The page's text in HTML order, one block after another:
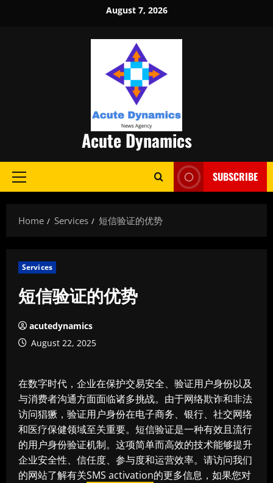
August 7, 2026
Acute Dynamics
Primary
SUBSCRIBE
Home Services 短信验证的优势
Services
短信验证的优势
acutedynamics
August 22, 2025
在数字时代，企业在保护交易安全、验证用户身份以及
与消费者沟通方面面临诸多挑战。由于网络欺诈和非法
访问猖獗，验证用户身份在电子商务、银行、社交网络
和医疗保健领域至关重要。短信验证是一种有效且流行
的用户身份验证机制。这项简单而高效的技术能够提升
企业安全性、信任度、参与度和运营效率。请访问我们
的网站了解有关SMS activation的更多信息，如果您对